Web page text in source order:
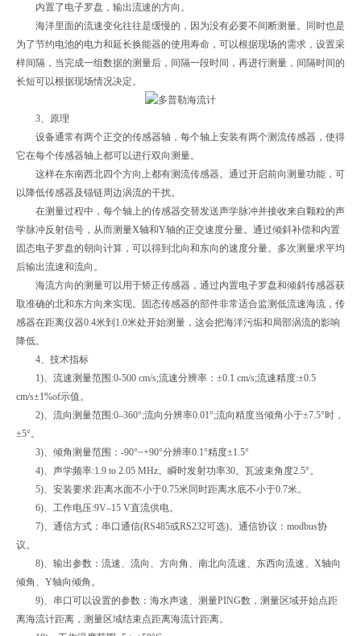
内置了电子罗盘，输出流速的方向。
海洋里面的流速变化往往是缓慢的，因为没有必要不间断测量。同时也是
为了节约电池的电力和延长换能器的使用寿命，可以根据现场的需求，设置采
样间隔，当完成一组数据的测量后，间隔一段时间，再进行测量，间隔时间的
长短可以根据现场情况决定。
3、原理
设备通常有两个正交的传感器轴，每个轴上安装有两个测流传感器，使得
它在每个传感器轴上都可以进行双向测量。
这样在东南西北四个方向上都有测流传感器。通过开启前向测量功能，可
以降低传感器及锚链周边涡流的干扰。
在测量过程中，每个轴上的传感器交替发送声学脉冲并接收来自颗粒的声
学脉冲反射信号，从而测量X轴和Y轴的正交速度分量。通过倾斜补偿和内置
固态电子罗盘的朝向计算，可以得到北向和东向的速度分量。多次测量求平均
后输出流速和流向。
海流方向的测量可以用于矫正传感器，通过内置电子罗盘和倾斜传感器获
取准确的北和东方向来实现。固态传感器的部件非常适合监测低流速海流，传
感器在距离仪器0.4米到1.0米处开始测量，这会把海洋污垢和局部涡流的影响
降低。
4、技术指标
1)、流速测量范围:0-500 cm/s;流速分辨率：±0.1 cm/s;流速精度:±0.5
cm/s±1%of示值。
2)、流向测量范围:0–360°;流向分辨率0.01°;流向精度当倾角小于±7.5°时，
±5°。
3)、倾角测量范围：-90°~+90°分辨率0.1°精度±1.5°
4)、声学频率:1.9 to 2.05 MHz。瞬时发射功率30。瓦波束角度2.5°。
5)、安装要求:距离水面不小于0.75米同时距离水底不小于0.7米。
6)、工作电压:9V–15 V直流供电。
7)、通信方式：串口通信(RS485或RS232可选)。通信协议：modbus协
议。
8)、输出参数：流速、流向、方向角、南北向流速、东西向流速、X轴向
倾角、Y轴向倾角。
9)、串口可以设置的参数：海水声速、测量PING数，测量区域开始点距
离海流计距离，测量区域结束点距离海流计距离。